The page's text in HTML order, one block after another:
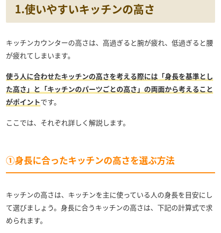
1.使いやすいキッチンの高さ
キッチンカウンターの高さは、高過ぎると腕が疲れ、低過ぎると腰
が疲れてしまいます。
使う人に合わせたキッチンの高さを考える際には「身長を基準とし
た高さ」と「キッチンのパーツごとの高さ」の両面から考えること
がポイントです。
ここでは、それぞれ詳しく解説します。
①身長に合ったキッチンの高さを選ぶ方法
キッチンの高さは、キッチンを主に使っている人の身長を目安にし
て選びましょう。身長に合うキッチンの高さは、下記の計算式で求
められます。